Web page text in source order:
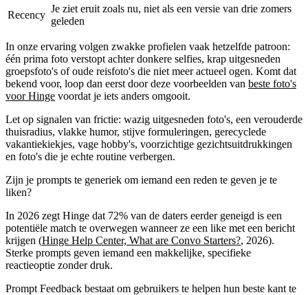
Recency
Je ziet eruit zoals nu, niet als een versie van drie zomers
geleden
In onze ervaring volgen zwakke profielen vaak hetzelfde patroon:
één prima foto verstopt achter donkere selfies, krap uitgesneden
groepsfoto's of oude reisfoto's die niet meer actueel ogen. Komt dat
bekend voor, loop dan eerst door deze voorbeelden van beste foto's
voor Hinge voordat je iets anders omgooit.
Let op signalen van frictie: wazig uitgesneden foto's, een verouderde
thuisradius, vlakke humor, stijve formuleringen, gerecyclede
vakantiekiekjes, vage hobby's, voorzichtige gezichtsuitdrukkingen
en foto's die je echte routine verbergen.
Zijn je prompts te generiek om iemand een reden te geven je te
liken?
In 2026 zegt Hinge dat 72% van de daters eerder geneigd is een
potentiële match te overwegen wanneer ze een like met een bericht
krijgen (Hinge Help Center, What are Convo Starters?, 2026).
Sterke prompts geven iemand een makkelijke, specifieke
reactieoptie zonder druk.
Prompt Feedback bestaat om gebruikers te helpen hun beste kant te